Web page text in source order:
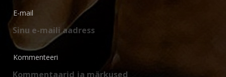
E-mail
Kommenteeri